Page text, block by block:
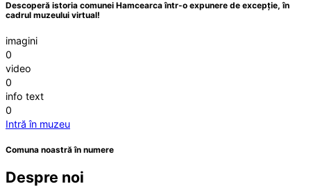
Descoperă istoria comunei Hamcearca într-o expunere de excepție, în
cadrul muzeului virtual!
imagini
0
video
0
info text
0
Intră în muzeu
Comuna noastră în numere
Despre noi